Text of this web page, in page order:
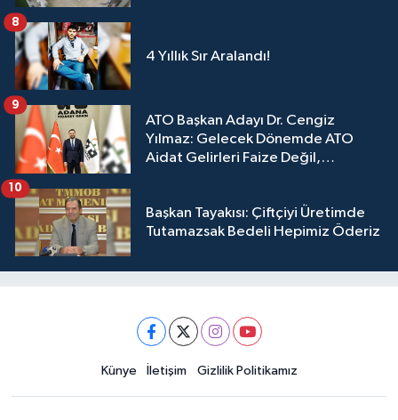
4 Yıllık Sır Aralandı!
8
ATO Başkan Adayı Dr. Cengiz
Yılmaz: Gelecek Dönemde ATO
Aidat Gelirleri Faize Değil,
9
Başkan Tayakısı: Çiftçiyi Üretimde
Tutamazsak Bedeli Hepimiz Öderiz
10
Künye İletişim Gizlilik Politikamız